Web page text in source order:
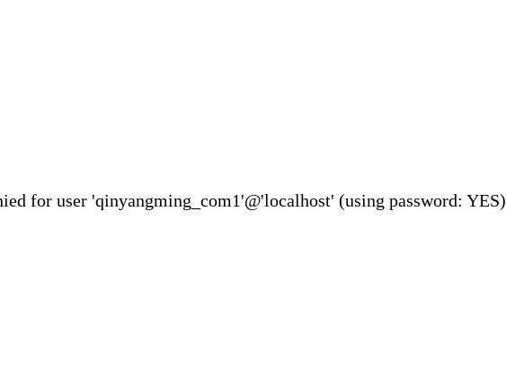
for user 'qinyangming_com1'@'localhost' (using password: YES)